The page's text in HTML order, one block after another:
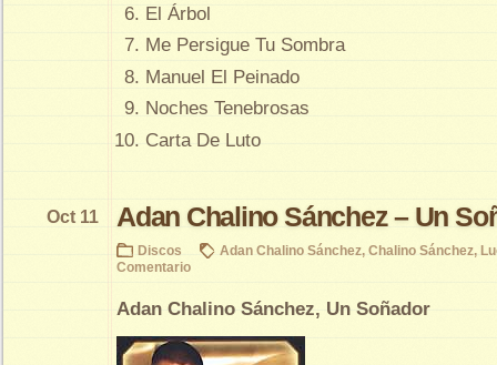
El Árbol
Me Persigue Tu Sombra
Manuel El Peinado
Noches Tenebrosas
Carta De Luto
Adan Chalino Sánchez – Un
Oct 11
Discos Adan Chalino Sánchez, Chalino Sánchez,
Comentario
Adan Chalino Sánchez, Un Soñador